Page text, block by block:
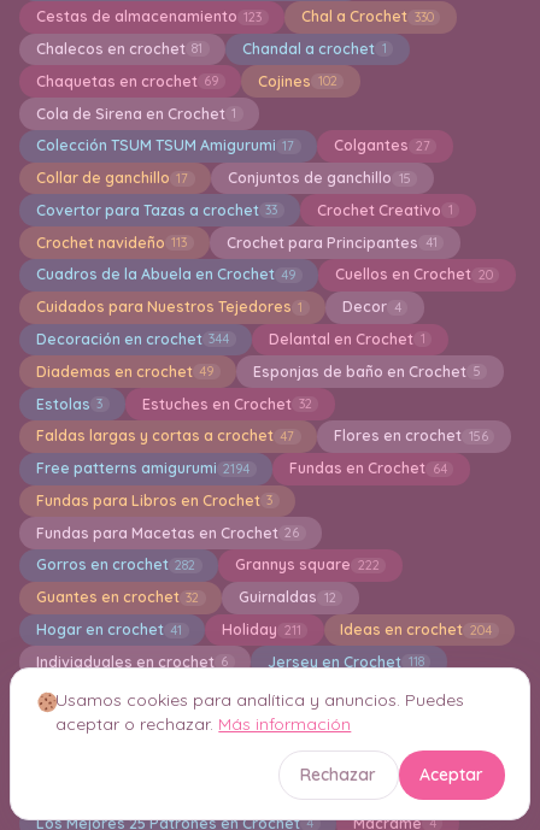
Cestas de almacenamiento 123 Chal a Crochet 330
Chalecos en crochet 81 Chandal a crochet 1
Chaquetas en crochet 69 Cojines 102
Cola de Sirena en Crochet 1
Colección TSUM TSUM Amigurumi 17 Colgantes 27
Collar de ganchillo 17 Conjuntos de ganchillo 15
Covertor para Tazas a crochet 33 Crochet Creativo 1
Crochet navideño 113 Crochet para Principantes 41
Cuadros de la Abuela en Crochet 49 Cuellos en Crochet 20
Cuidados para Nuestros Tejedores 1 Decor 4
Decoración en crochet 344 Delantal en Crochet 1
Diademas en crochet 49 Esponjas de baño en Crochet 5
Estolas 3 Estuches en Crochet 32
Faldas largas y cortas a crochet 47 Flores en crochet 156
Free patterns amigurumi 2194 Fundas en Crochet 64
Fundas para Libros en Crochet 3
Fundas para Macetas en Crochet 26
Gorros en crochet 282 Grannys square 222
Guantes en crochet 32 Guirnaldas 12
Hogar en crochet 41 Holiday 211 Ideas en crochet 204
Indiviaduales en crochet 6 Jersey en Crochet 118
Juegos de Baño 12 Jumper 10 Kimonos 5
Knitting 1 Lazos en Crochet 2
Limpiadoras de maquillaje en crochet
Los Mejores 25 Patrones en Crochet 4 Macrame 4
Usamos cookies para analítica y anuncios. Puedes
aceptar o rechazar. Más información
Rechazar Aceptar